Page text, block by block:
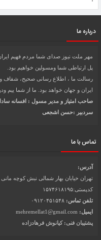
درباره ما
مهر ملت نیوز صدای شما مردم فهیم
پل ارتباطی شما ومسولین خواهیم بود.
رسالت ما ، اطلاع رسانی صحیح، شفاف و
ایران و جهان خواهد بود. ما از شما ییم
صاحب امتیاز و مدیر مسول : افسانه
سردبیر :حسن اشجعی
تماس با ما
آدرس:
تهران خیابان بهار شمالی نبش کوچه مانی پلاک ۷۴
کدپستی:۱۵۷۴۶۱۸۱۹۵
تلفن تماس: ۰۹۱۲۰۴۵۱۵۴۸
ایمیل: mehremellat1@gmail.com
پشتیبان فنی: کیانوش فرهادزاده